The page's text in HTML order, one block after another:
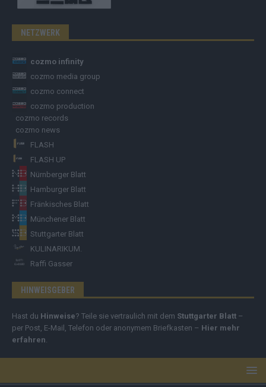
NETZWERK
cozmo infinity
cozmo media group
cozmo connect
cozmo production
cozmo records
cozmo news
FLASH
FLASH UP
Nürnberger Blatt
Hamburger Blatt
Fränkisches Blatt
Münchener Blatt
Stuttgarter Blatt
KULINARIKUM.
Raffi Gasser
HINWEISGEBER
Hast du Hinweise? Teile sie vertraulich mit dem Stuttgarter Blatt –
per Post, E-Mail, Telefon oder anonymem Briefkasten – Hier mehr
erfahren